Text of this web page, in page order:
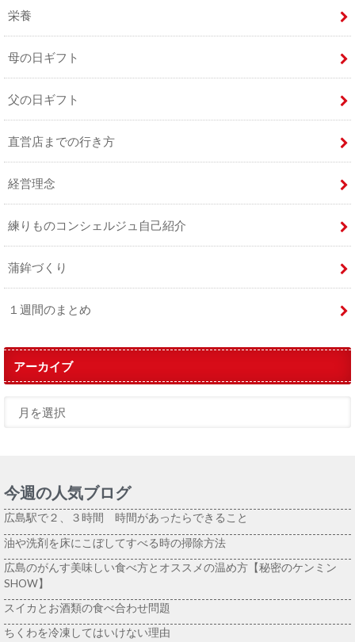
栄養
母の日ギフト
父の日ギフト
直営店までの行き方
経営理念
練りものコンシェルジュ自己紹介
蒲鉾づくり
１週間のまとめ
アーカイブ
今週の人気ブログ
広島駅で２、３時間 時間があったらできること
油や洗剤を床にこぼしてすべる時の掃除方法
広島のがんす美味しい食べ方とオススメの温め方【秘密のケンミン
SHOW】
スイカとお酒類の食べ合わせ問題
ちくわを冷凍してはいけない理由